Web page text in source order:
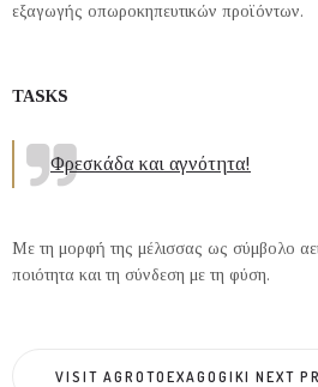
εξαγωγής οπωροκηπευτικών προϊόντων.
TASKS
Φρεσκάδα και αγνότητα!
Με τη μορφή της μέλισσας ως σύμβολο
ποιότητα και τη σύνδεση με τη φύση.
VISIT AGROTOEXAGOGIKI NEXT